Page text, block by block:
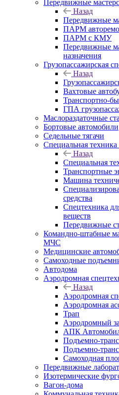
Передвижные
Назад
Передвижные
ПАРМ
ПАРМ с КМУ
Передвижные
назначения
Грузопассажирская
Назад
Вахтовые
Транспортно-
ГПА
Маслораздаточные
Бортовые автомобили
Седельные тягачи
Специальная техника
Назад
Специальная
Транспортные
Машина
средства
Спецтехника
веществ
Передвижные
Командно-штабные
МЧС
Медицинские
Самоходные
Автодома
Аэродромная
Назад
Аэродромная
Аэродромная
Трап
Аэродромный
АПК
Подъемно-
Подъемно-
Самоходная
Передвижные
Изотермические
Вагон-дома